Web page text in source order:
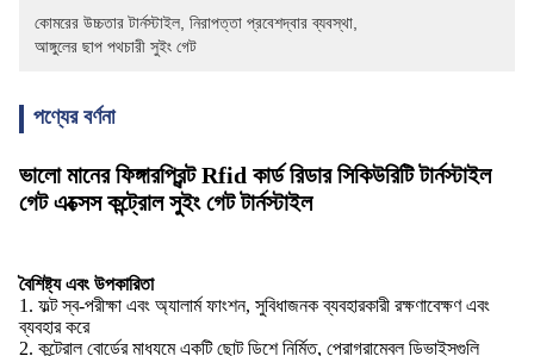
কোমরের উচ্চতার টার্নস্টাইল নিরাপত্তা প্রবেশদ্বার ব্যবস্থা
আঙ্গুলের ছাপ পথচারী সুইং গেট
পণ্যের বর্ণনা
ভালো মানের ফিঙ্গারপ্রিন্ট Rfid কার্ড রিডার সিকিউরিটি টার্নস্টাইল
গেট এক্সেস কন্ট্রোল সুইং গেট টার্নস্টাইল
বৈশিষ্ট্য এবং উপকারিতা
1. ফল্ট স্ব-পরীক্ষা এবং অ্যালার্ম ফাংশন, সুবিধাজনক ব্যবহারকারী রক্ষণাবেক্ষণ এবং
ব্যবহার করে
2. কন্ট্রোল বোর্ডের মাধ্যমে একটি ছোট ডিশে নির্মিত, প্রোগ্রামেবল ডিভাইসগুলি